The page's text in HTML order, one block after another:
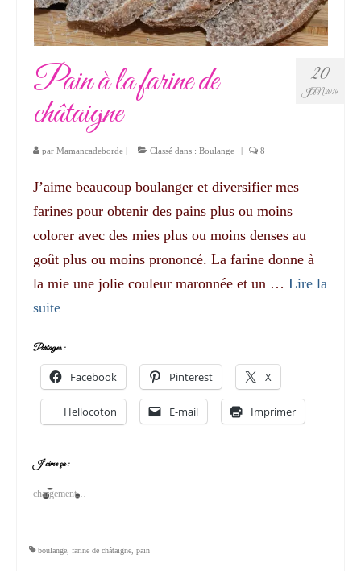
20
JAN 2019
Pain à la farine de
châtaigne
par Mamancadeborde | Classé dans : Boulange | 8
J’aime beaucoup boulanger et diversifier mes
farines pour obtenir des pains plus ou moins
colorer avec des mies plus ou moins denses au
goût plus ou moins prononcé. La farine donne à
la mie une jolie couleur maronnée et un … Lire la
suite­­
Partager :
Facebook Pinterest X
Hellocoton E-mail Imprimer
J’aime ça :
chargement…
boulange farine de châtaigne pain